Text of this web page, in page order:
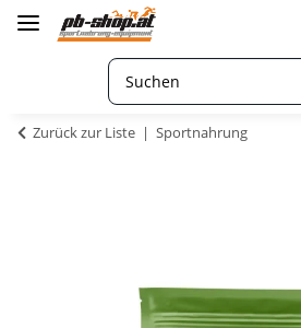
Zurück zur Liste Sportnahrung